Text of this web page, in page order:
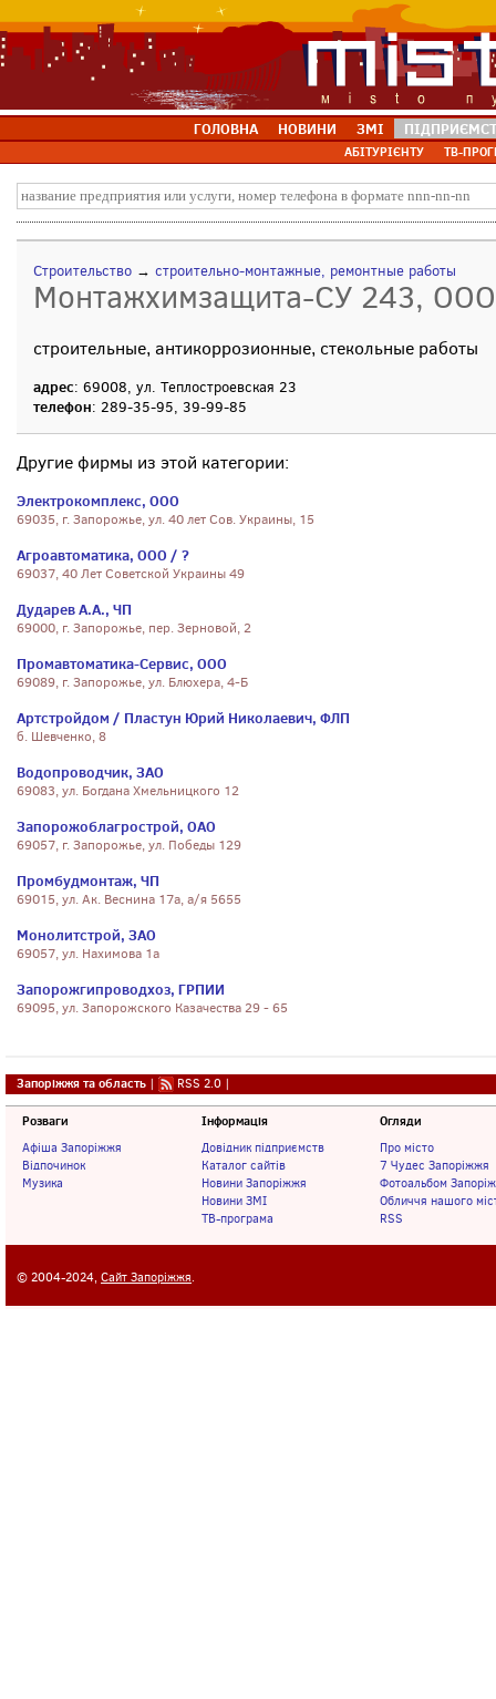
ГОЛОВНА НОВИНИ ЗМІ
АБІТУРІЄНТУ ТВ-
Строительство → строительно-монтажные, ремонтные работы
Монтажхимзащита-СУ 243, ООО
строительные, антикоррозионные, стекольные работы
адрес: 69008, ул. Теплостроевская 23
телефон: 289-35-95, 39-99-85
Другие фирмы из этой категории:
Электрокомплекс, ООО
69035, г. Запорожье, ул. 40 лет Сов. Украины, 15
Агроавтоматика, ООО / ?
69037, 40 Лет Советской Украины 49
Дударев А.А., ЧП
69000, г. Запорожье, пер. Зерновой, 2
Промавтоматика-Сервис, ООО
69089, г. Запорожье, ул. Блюхера, 4-Б
Артстройдом / Пластун Юрий Николаевич, ФЛП
б. Шевченко, 8
Водопроводчик, ЗАО
69083, ул. Богдана Хмельницкого 12
Запорожоблагрострой, ОАО
69057, г. Запорожье, ул. Победы 129
Промбудмонтаж, ЧП
69015, ул. Ак. Веснина 17а, а/я 5655
Монолитстрой, ЗАО
69057, ул. Нахимова 1а
Запорожгипроводхоз, ГРПИИ
69095, ул. Запорожского Казачества 29 - 65
Запоріжжя та область | RSS 2.0 |
Розваги
Афіша Запоріжжя
Відпочинок
Музика
Інформація
Довідник підприємств
Каталог сайтів
Новини Запоріжжя
Новини ЗМІ
ТВ-програма
Огляди
Про місто
7 Чудес Запоріжжя
Фотоальбом
Обличчя нашого
RSS
© 2004-2024, Сайт Запоріжжя.